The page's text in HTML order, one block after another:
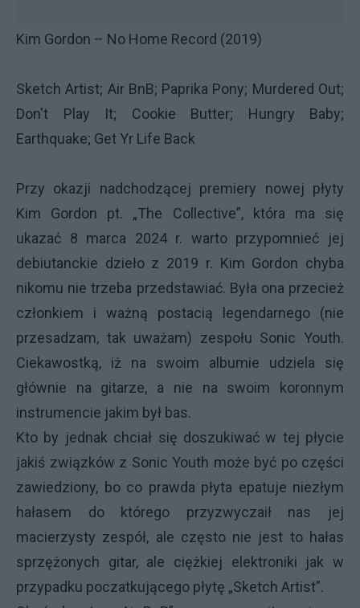
Kim Gordon – No Home Record (2019)
Sketch Artist; Air BnB; Paprika Pony; Murdered Out;
Don't Play It; Cookie Butter; Hungry Baby;
Earthquake; Get Yr Life Back
Przy okazji nadchodzącej premiery nowej płyty
Kim Gordon pt. „The Collective”, która ma się
ukazać 8 marca 2024 r. warto przypomnieć jej
debiutanckie dzieło z 2019 r. Kim Gordon chyba
nikomu nie trzeba przedstawiać. Była ona przecież
członkiem i ważną postacią legendarnego (nie
przesadzam, tak uważam) zespołu Sonic Youth.
Ciekawostką, iż na swoim albumie udziela się
głównie na gitarze, a nie na swoim koronnym
instrumencie jakim był bas.
Kto by jednak chciał się doszukiwać w tej płycie
jakiś związków z Sonic Youth może być po części
zawiedziony, bo co prawda płyta epatuje niezłym
hałasem do którego przyzwyczaił nas jej
macierzysty zespół, ale często nie jest to hałas
sprzężonych gitar, ale ciężkiej elektroniki jak w
przypadku poczatkującego płytę „Sketch Artist”.